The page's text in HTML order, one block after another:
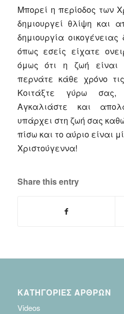
Μπορεί η περίοδος των
δημιουργεί θλίψη και
δημιουργία
όπως εσείς είχατε
όμως ότι η ζωή
περνάτε κάθε χρόνο
Κοιτάξτε γύρω σας,
Αγκαλιάστε και
υπάρχει στη ζωή σας
πίσω και το αύριο
Χριστούγεννα!
Share this entry
ΚΑΤΗΓΟΡΙΕΣ ΑΡΘΡΩΝ
Videos